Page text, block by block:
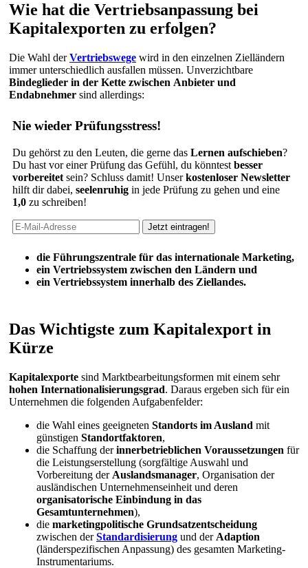
Wie hat die Vertriebsanpassung bei
Kapitalexporten zu erfolgen?
Die Wahl derVertriebswege wird in den einzelnen Zielländern
immer unterschiedlich ausfallen müssen. Unverzichtbare
Bindeglieder in der Kette zwischen Anbieter und
Endabnehmer sind allerdings:
Nie wieder Prüfungsstress!
Du gehörst zu den Leuten, die gerne das Lernen aufschieben?
Du hast vor einer Prüfung das Gefühl, du könntest besser
vorbereitet sein? Schluss damit! Unserkostenloser Newsletter
hilft dir dabei, seelenruhig in jede Prüfung zu gehen und eine
1,0 zu schreiben!
die Führungszentrale für das internationale Marketing,
ein Vertriebssystem zwischen den Ländern und
ein Vertriebssystem innerhalb des Ziellandes.
Das Wichtigste zum Kapitalexport in
Kürze
Kapitalexporte sind Marktbearbeitungsformen mit einem sehr
hohen Internationalisierungsgrad. Daraus ergeben sich für ein
Unternehmen die folgenden Aufgabenfelder:
die Wahl eines geeigneten Standorts im Ausland mit
günstigen Standortfaktoren,
die Schaffung derinnerbetrieblichen Voraussetzungen für
die Leistungserstellung (sorgfältige Auswahl und
Vorbereitung der Auslandsmanager, Organisation der
ausländischen Unternehmenseinheit und deren
organisatorische Einbindung in das
Gesamtunternehmen),
die marketingpolitische Grundsatzentscheidung
zwischen der Standardisierung und der Adaption
(länderspezifischen Anpassung) des gesamten Marketing-
Instrumentariums.